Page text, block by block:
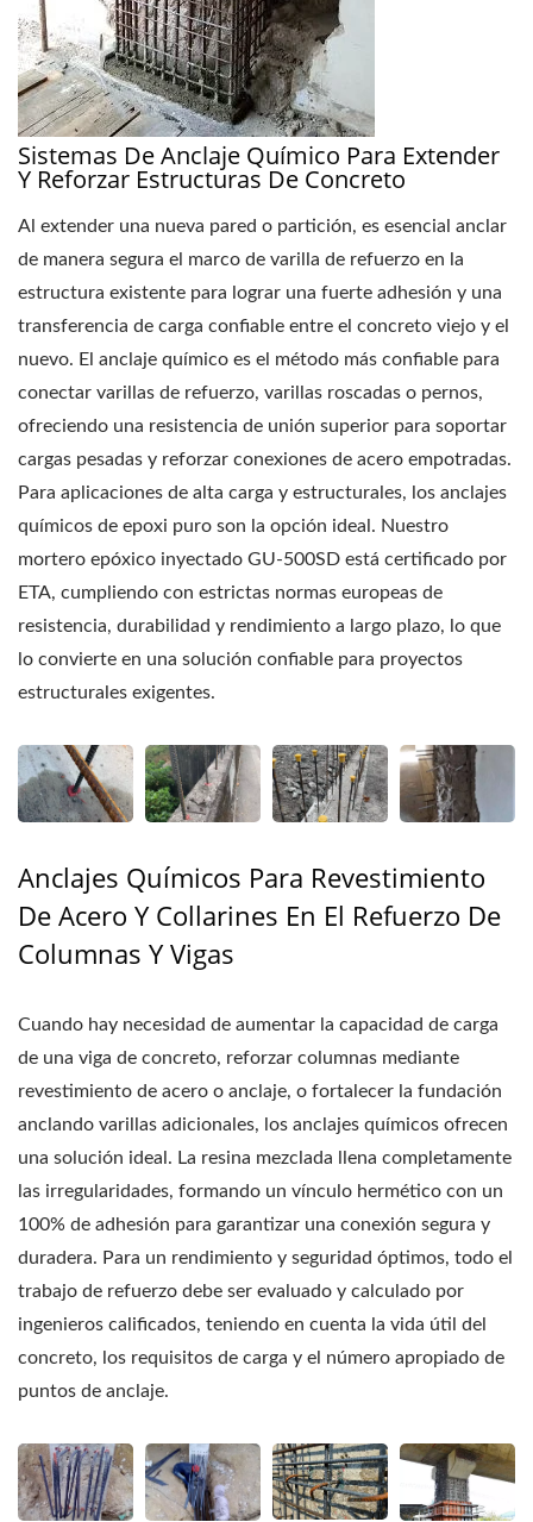
Sistemas De Anclaje Químico Para Extender
Y Reforzar Estructuras De Concreto
Al extender una nueva pared o partición, es esencial anclar
de manera segura el marco de varilla de refuerzo en la
estructura existente para lograr una fuerte adhesión y una
transferencia de carga confiable entre el concreto viejo y el
nuevo. El anclaje químico es el método más confiable para
conectar varillas de refuerzo, varillas roscadas o pernos,
ofreciendo una resistencia de unión superior para soportar
cargas pesadas y reforzar conexiones de acero empotradas.
Para aplicaciones de alta carga y estructurales, los anclajes
químicos de epoxi puro son la opción ideal. Nuestro
mortero epóxico inyectado GU-500SD está certificado por
ETA, cumpliendo con estrictas normas europeas de
resistencia, durabilidad y rendimiento a largo plazo, lo que
lo convierte en una solución confiable para proyectos
estructurales exigentes.
Anclajes Químicos Para Revestimiento
De Acero Y Collarines En El Refuerzo De
Columnas Y Vigas
Cuando hay necesidad de aumentar la capacidad de carga
de una viga de concreto, reforzar columnas mediante
revestimiento de acero o anclaje, o fortalecer la fundación
anclando varillas adicionales, los anclajes químicos ofrecen
una solución ideal. La resina mezclada llena completamente
las irregularidades, formando un vínculo hermético con un
100% de adhesión para garantizar una conexión segura y
duradera. Para un rendimiento y seguridad óptimos, todo el
trabajo de refuerzo debe ser evaluado y calculado por
ingenieros calificados, teniendo en cuenta la vida útil del
concreto, los requisitos de carga y el número apropiado de
puntos de anclaje.